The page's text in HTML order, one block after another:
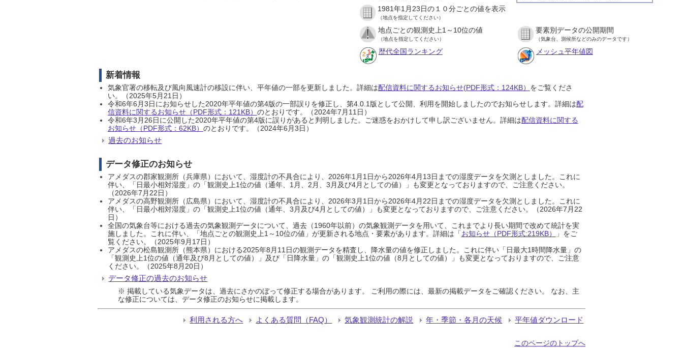
1981年1月23日の１０分ごとの値を表示
（地点を指定してください）
地点ごとの観測史上1～10位の値
（地点を指定してください）
要素別データの公開期間
（気象台、測候所などのみのデータです）
歴代全国ランキング メッシュ平年値図
新着情報
気象官署の移転及び風向風速計の移設に伴い、平年値の一部を更新しました。詳細は配信資料に関するお知らせ(PDF形式：124KB） をご覧くださ
い。（2025年5月21日）
令和6年6月3日にお知らせした2020年平年値の第4版の一部誤りを修正し、第4.0.1版として公開、利用を開始しましたのでお知らせします。詳細は配
信資料に関するお知らせ（PDF形式：121KB） のとおりです。（2024年7月11日）
令和6年3月26日に公開した2020年平年値の第4版に誤りがあると判明しました。ご迷惑をおかけして申し訳ございません。詳細は配信資料に関する
お知らせ（PDF形式：62KB） のとおりです。（2024年6月3日）
過去のお知らせ
データ修正のお知らせ
アメダスの郡家観測所（兵庫県）において、湿度計の不具合により、2026年1月1日から2026年4月13日までの湿度データを欠測としました。これに
伴い、「日最小相対湿度」の「観測史上1位の値（通年、1月、2月、3月及び4月としての値）」も変更となっておりますので、ご注意ください。
（2026年7月22日）
アメダスの高野観測所（広島県）において、湿度計の不具合により、2026年3月1日から2026年4月22日までの湿度データを欠測としました。これに
伴い、「日最小相対湿度」の「観測史上1位の値（通年、3月及び4月としての値）」も変更となっておりますので、ご注意ください。（2026年7月22
日）
全国の気象台等における過去の気象観測データについて、過去（1960年以前）の気象観測データを用いて、これまでより長い期間で改めて統計を実
施しました。これに伴い、「地点ごとの観測史上1～10位の値」が更新される地点・要素があります。詳細は「お知らせ（PDF形式:219KB）
」をご
覧ください。（2025年9月17日）
アメダスの松島観測所（熊本県）における2025年8月11日の観測データを精査し、降水量の値を修正しました。これに伴い「日最大1時間降水量」の
「観測史上1位の値（通年及び8月としての値）」及び「日降水量」の「観測史上1位の値（8月としての値）」も変更となっておりますので、ご注意
ください。（2025年8月20日）
データ修正の過去のお知らせ
※ 掲載している気象データは、過去にさかのぼって修正する場合があります。 ご利用の際には、最新の掲載データをご確認ください。 なお、主
な修正については、データ修正のお知らせに掲載します。
利用される方へ よくある質問（FAQ） 気象観測統計の解説 年・季節・各月の天候 平年値ダウンロード
このページのトップへ